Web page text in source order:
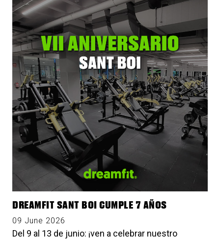
DREAMFIT SANT BOI CUMPLE 7 AÑOS
09 June 2026
Del 9 al 13 de junio: ¡ven a celebrar nuestro